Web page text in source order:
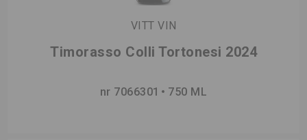
VITT VIN
Timorasso Colli Tortonesi 2024
nr 7066301 750 ML